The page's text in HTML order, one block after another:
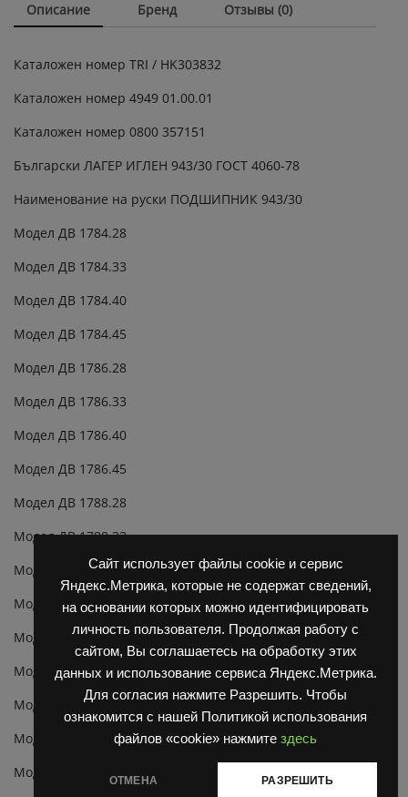
Сайт использует файлы cookie и сервис
Яндекс.Метрика, которые не содержат сведений,
на основании которых можно идентифицировать
личность пользователя. Продолжая работу с
сайтом, Вы соглашаетесь на обработку этих
данных и использование сервиса Яндекс.Метрика.
Для согласия нажмите Разрешить. Чтобы
ознакомится с нашей Политикой использования
файлов «cookie» нажмите здесь
ОТМЕНА РАЗРЕШИТЬ
,
ПОДШИПНИК
943/30
HK303832
Описание Бренд Отзывы (0)
Каталожен номер TRI / HK303832
Каталожен номер 4949 01.00.01
Каталожен номер 0800 357151
Български ЛАГЕР ИГЛЕН 943/30 ГОСТ 4060-78
Наименование на руски ПОДШИПНИК 943/30
Модел ДВ 1784.28
Модел ДВ 1784.33
Модел ДВ 1784.40
Модел ДВ 1784.45
Модел ДВ 1786.28
Модел ДВ 1786.33
Модел ДВ 1786.40
Модел ДВ 1786.45
Модел ДВ 1788.28
Модел ДВ 1788.33
Модел ДВ 1788.40
Модел ДВ 1788.45
Модел ДВ 1792.28
Модел ДВ 1792.33
Модел ДВ 1792.40
Модел ДВ 1792.45
Модел ДВ 1794.28